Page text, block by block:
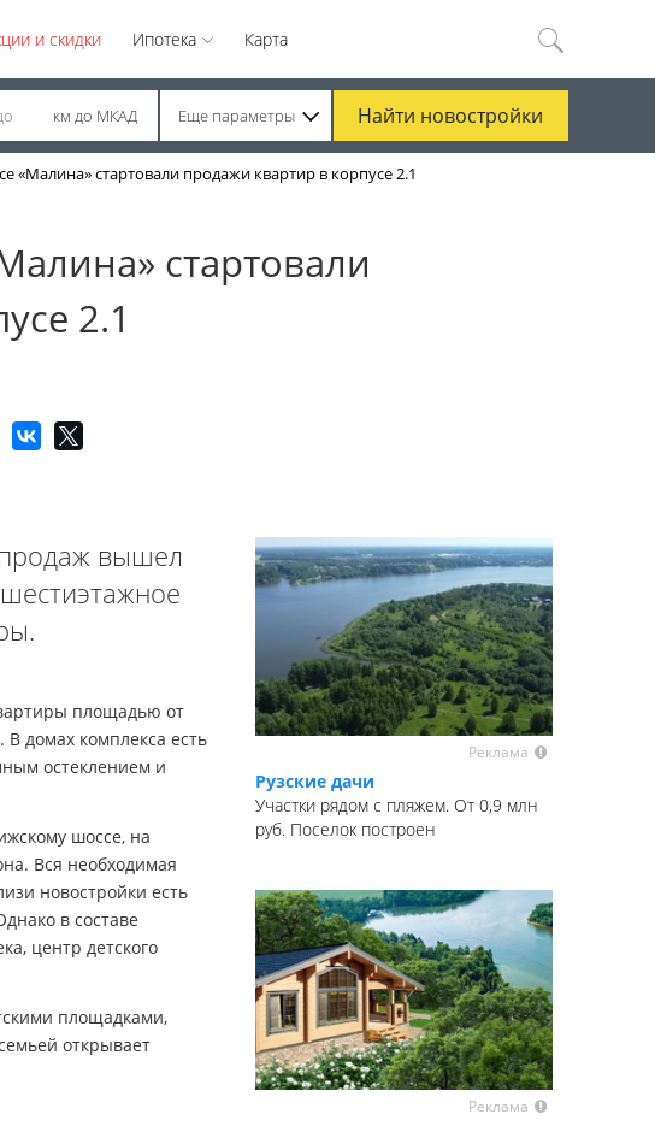
и скидки Ипотека Карта
км до МКАД Еще параметры Найти новостройки
стартовали продажи квартир в корпусе 2.1
стартовали
2.1
вышел
площадью от
В домах комплекса есть
остеклением и
шоссе, на
Вся необходимая
новостройки есть
в составе
центр детского
площадками,
открывает
Реклама
Рузские дачи
Участки рядом с пляжем. От 0,9 млн
руб. Поселок построен
Реклама